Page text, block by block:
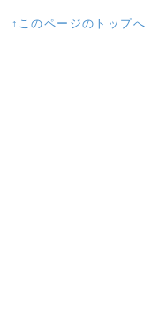
↑このページのトップへ